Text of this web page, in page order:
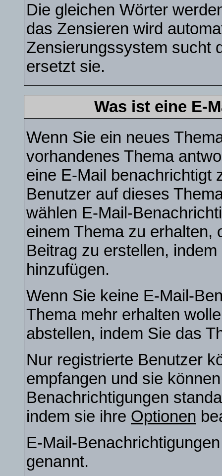
Die gleichen Wörter
das Zensieren wird
Zensierungssystem sucht
ersetzt sie.
Was ist eine E-
Wenn Sie ein neues
vorhandenes Thema
eine E-Mail benachrichtigt
Benutzer auf dieses
wählen E-Mail-
einem Thema zu erhalten,
Beitrag zu erstellen,
hinzufügen.
Wenn Sie keine E-Mail-
Thema mehr erhalten
abstellen, indem Sie das
Nur registrierte Benutzer
empfangen und sie
Benachrichtigungen
indem sie ihre Optionen
E-Mail-
genannt.